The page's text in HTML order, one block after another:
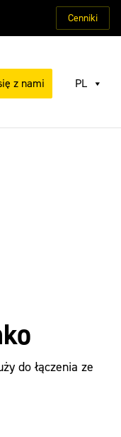
Cenniki
z nami PL
do łączenia ze